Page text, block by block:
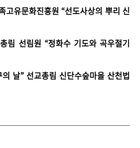
유문화진흥원 “선도사상의 뿌리 신
림 선림원 “정화수 기도와 곡우절기
날” 선교총림 신단수숲마을 산천법